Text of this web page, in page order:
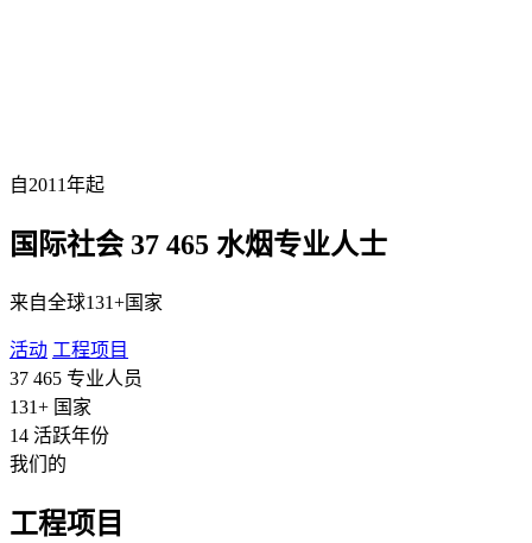
自2011年起
国际社会 37 465 水烟专业人士
来自全球131+国家
活动 工程项目
37 465 专业人员
131+ 国家
14 活跃年份
我们的
工程项目